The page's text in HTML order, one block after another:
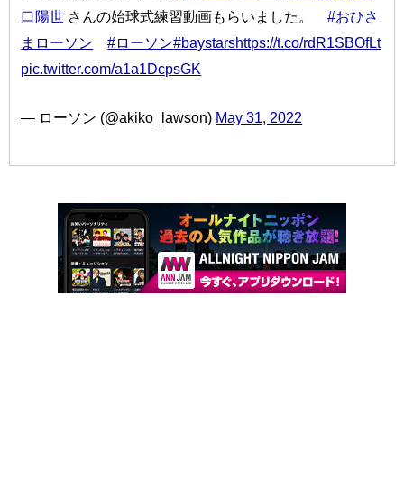
口陽世 さんの始球式練習動画もらいました。#おひさ
まローソン
#ローソン#baystarshttps://t.co/rdR1SBOfLt
pic.twitter.com/a1a1DcpsGK
— ローソン (@akiko_lawson) May 31, 2022